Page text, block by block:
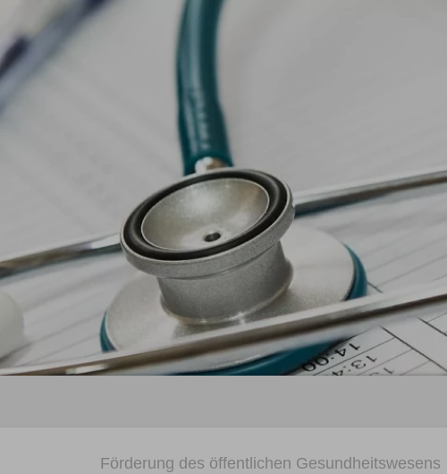
Förderung des öffentlichen Gesundheitswesens